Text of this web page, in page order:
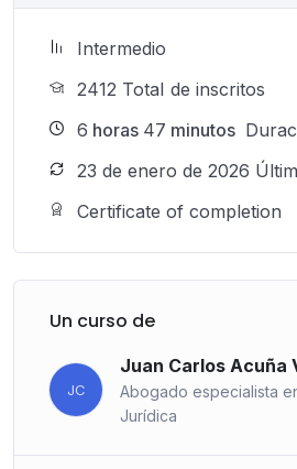
Intermedio
2412 TotaI de inscritos
6 horas 47 minutos
23 de enero de 2026
Certificate of completion
Un curso de
JC
Juan Carlos Acuña
Abogado especialista
Jurídica